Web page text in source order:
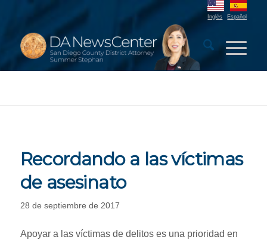
Inglés Español
Recordando a las víctimas
de asesinato
28 de septiembre de 2017
Apoyar a las víctimas de delitos es una prioridad en